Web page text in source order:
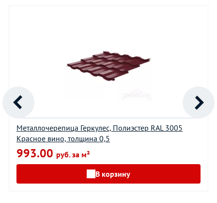
Металлочерепица Геркулес, Полиэстер RAL 3005
Красное вино, толщина 0,5
993.00 руб. за м²
В корзину